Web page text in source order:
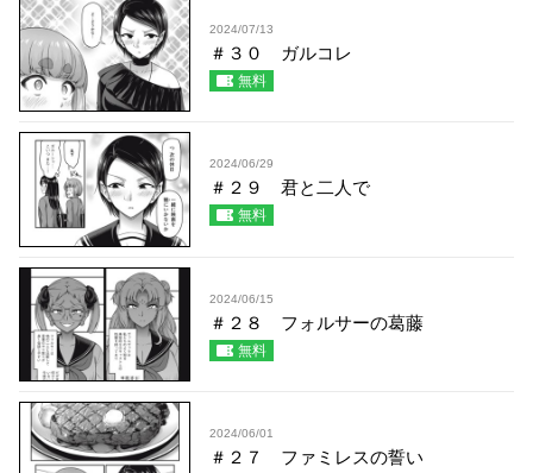
2024/07/13
＃３０ ガルコレ
無料
2024/06/29
＃２９ 君と二人で
無料
2024/06/15
＃２８ フォルサーの葛藤
無料
2024/06/01
＃２７ ファミレスの誓い